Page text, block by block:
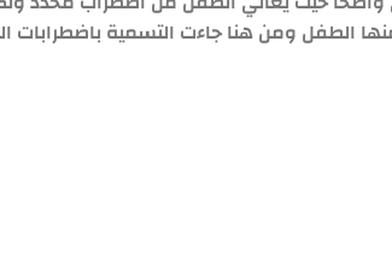
الطفل ومن هنا جاءت التسمية باضطرابات